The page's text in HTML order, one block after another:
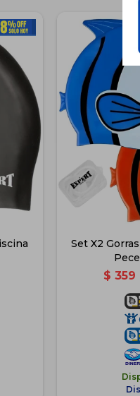
Set X2
$ 359